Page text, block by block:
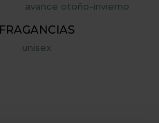
avance otoño-invierno
FRAGANCIAS
unisex